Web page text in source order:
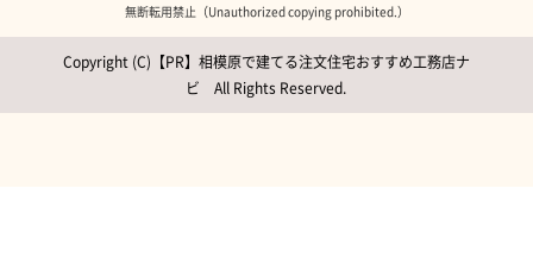
無断転用禁止（Unauthorized copying prohibited.）
Copyright (C)【PR】 相模原で建てる注文住宅おすすめ工務店ナ
ビ All Rights Reserved.